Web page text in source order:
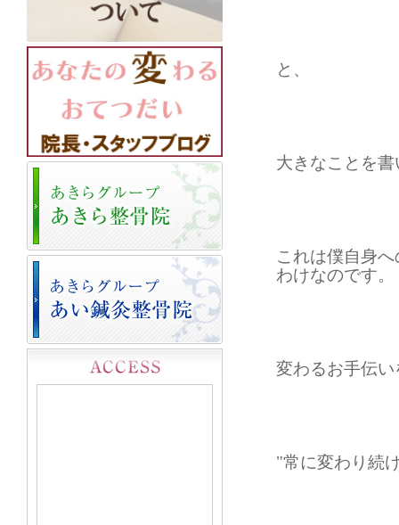
と、
大きなことを
これは僕自身
わけなのです。
変わるお手伝
"常に変わり続